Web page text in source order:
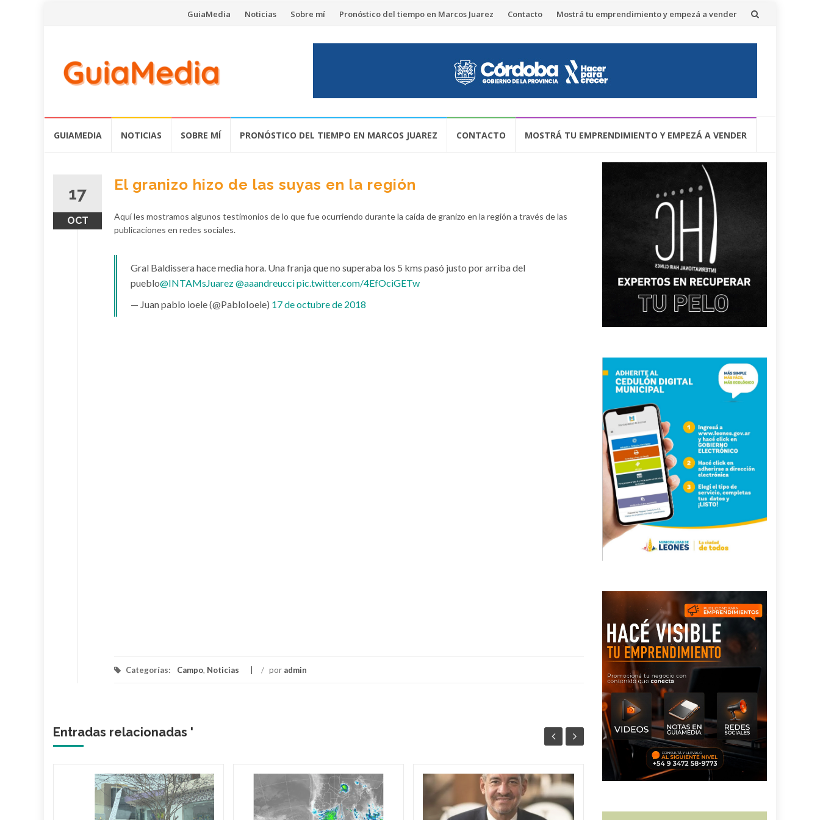
Saltar
contenido
GuiaMedia Noticias Sobre mí Pronóstico del tiempo en Marcos Juarez Contacto Mostrá tu emprendimiento y empezá a vender
GUIAMEDIA NOTICIAS SOBRE MÍ PRONÓSTICO DEL TIEMPO EN MARCOS JUAREZ CONTACTO MOSTRÁ TU EMPRENDIMIENTO Y EMPEZÁ A VENDER
17
OCT
El granizo hizo de las suyas en la región
Aquí les mostramos algunos testimonios de lo que fue ocurriendo durante la caída de granizo en la región a través de las
publicaciones en redes sociales.
Gral Baldissera hace media hora. Una franja que no superaba los 5 kms pasó justo por arriba del
pueblo@INTAMsJuarez@aaandreuccipic.twitter.com/4EfOciGETw
— Juan pablo ioele (@PabloIoele) 17 de octubre de 2018
Categorías: Campo, Noticias / por admin
Entradas relacionadas '